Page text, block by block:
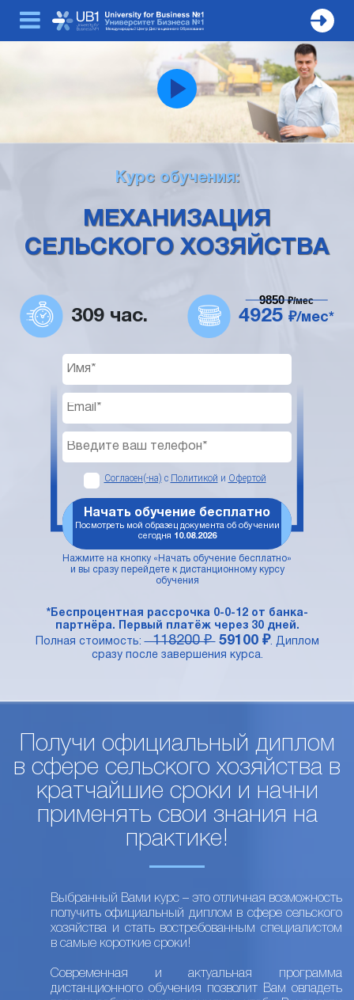
Курс обучения:
МЕХАНИЗАЦИЯ
СЕЛЬСКОГО ХОЗЯЙСТВА
309 час. 4925 ₽/мес*
9850₽/мес
Согласен(-на) с Политикой и Офертой
Начать обучение бесплатно
Посмотреть мой образец документа об обучении
сегодня 10.08.2026
Нажмите на кнопку «Начать обучение бесплатно»
и вы сразу перейдете к дистанционному курсу
обучения
*Беспроцентная рассрочка 0-0-12 от банка-
партнёра. Первый платёж через 30 дней.
Полная стоимость:118200 ₽ 59100 ₽. Диплом
сразу после завершения курса.
Получи официальный диплом
в сфере сельского хозяйства в
кратчайшие сроки и начни
применять свои знания на
практике!
Выбранный Вами курс – это отличная возможность
получить официальный диплом в сфере сельского
хозяйства и стать востребованным специалистом
в самые короткие сроки!
Современная и актуальная программа
дистанционного обучения позволит Вам овладеть